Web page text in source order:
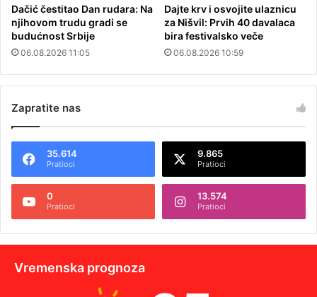
Dačić čestitao Dan rudara: Na
njihovom trudu gradi se
budućnost Srbije
06.08.2026 11:05
Dajte krv i osvojite ulaznicu
za Nišvil: Prvih 40 davalaca
bira festivalsko veče
06.08.2026 10:59
Zapratite nas
35.614
Pratioci
9.865
Pratioci
0
Pratioci
13.574
Pratioci
Vremenska prognoza